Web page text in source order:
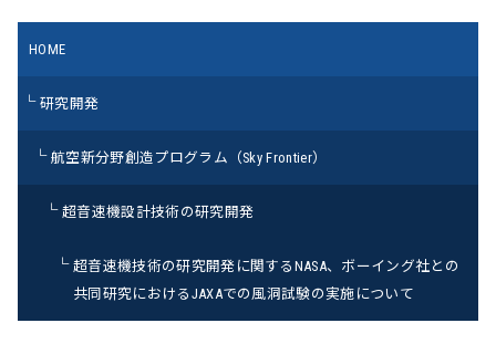
HOME
研究開発
航空新分野創造プログラム（Sky Frontier）
超音速機設計技術の研究開発
超音速機技術の研究開発に関するNASA、ボーイング社との
共同研究におけるJAXAでの風洞試験の実施について